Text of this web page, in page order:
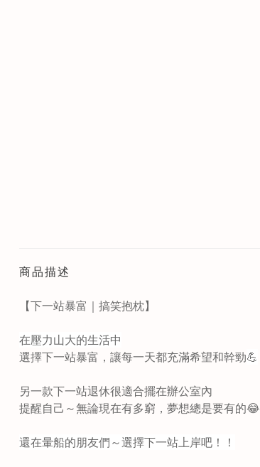
商品描述
【下一站暴富｜搞笑抱枕】
在壓力山大的生活中
選擇下一站暴富，讓每一天都充滿希望和幹勁💪
另一款下一站退休很適合擺在辦公室內
提醒自己～無論現在有多窮，夢想總是要有的😂
還在暈船的朋友們～選擇下一站上岸吧！！